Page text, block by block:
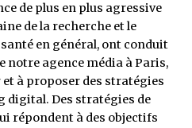
de plus en plus agressive
de la recherche et le
santé en général, ont conduit
notre agence média à Paris,
et à proposer des stratégies
digital. Des stratégies de
répondent à des objectifs